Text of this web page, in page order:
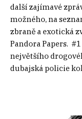
další zajímavé
možného, na
zbraně a exotická
Pandora Papers.
největšího
dubajská policie